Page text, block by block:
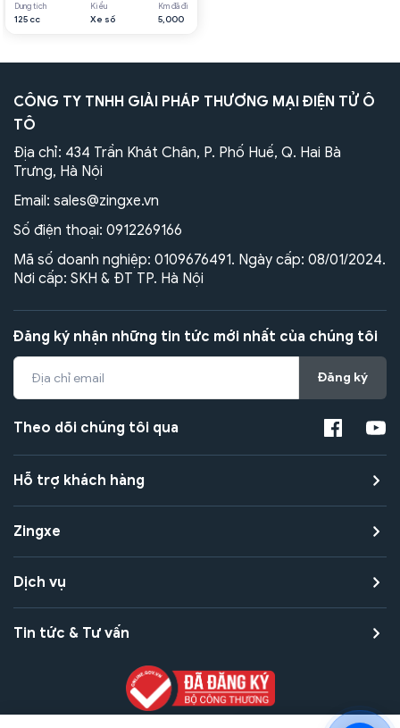
Dung tích
125 cc
Kiểu
Xe số
Km đã đi
5,000
CÔNG TY TNHH GIẢI PHÁP THƯƠNG MẠI ĐIỆN TỬ Ô
TÔ
Địa chỉ: 434 Trần Khát Chân, P. Phố Huế, Q. Hai Bà
Trưng, Hà Nội
Email: sales@zingxe.vn
Số điện thoại: 0912269166
Mã số doanh nghiệp: 0109676491. Ngày cấp: 08/01/2024.
Nơi cấp: SKH & ĐT TP. Hà Nội
Đăng ký nhận những tin tức mới nhất của chúng tôi
Đăng ký
Theo dõi chúng tôi qua
Hỗ trợ khách hàng
Zingxe
Dịch vụ
Tin tức & Tư vấn